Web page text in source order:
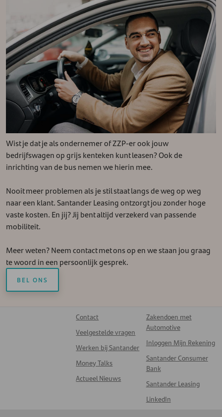
Wist je dat je als ondernemer of ZZP-er ook jouw
bedrijfswagen op grijs kenteken kunt leasen? Ook de
inrichting van de bus nemen we hierin mee.
Nooit meer problemen als je stil staat langs de weg op weg
naar een klant. Santander Leasing ontzorgt jou zonder hoge
vaste kosten. En jij? Jij bent altijd verzekerd van passende
mobiliteit.
Meer weten? Neem contact met ons op en we staan jou graag
te woord in een persoonlijk gesprek.
BEL ONS
Contact
Veelgestelde vragen
Werken bij Santander
Money Talks
Actueel Nieuws
Zakendoen met
Automotive
Inloggen Mijn Rekening
Santander Consumer
Bank
Santander Leasing
LinkedIn